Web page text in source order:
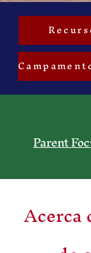
Parent
Acerca